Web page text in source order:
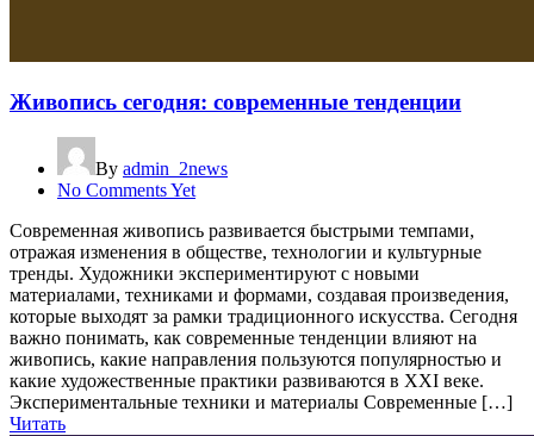
Живопись сегодня: современные тенденции
By admin_2news
No Comments Yet
Современная живопись развивается быстрыми темпами,
отражая изменения в обществе, технологии и культурные
тренды. Художники экспериментируют с новыми
материалами, техниками и формами, создавая произведения,
которые выходят за рамки традиционного искусства. Сегодня
важно понимать, как современные тенденции влияют на
живопись, какие направления пользуются популярностью и
какие художественные практики развиваются в XXI веке.
Экспериментальные техники и материалы Современные […]
Читать